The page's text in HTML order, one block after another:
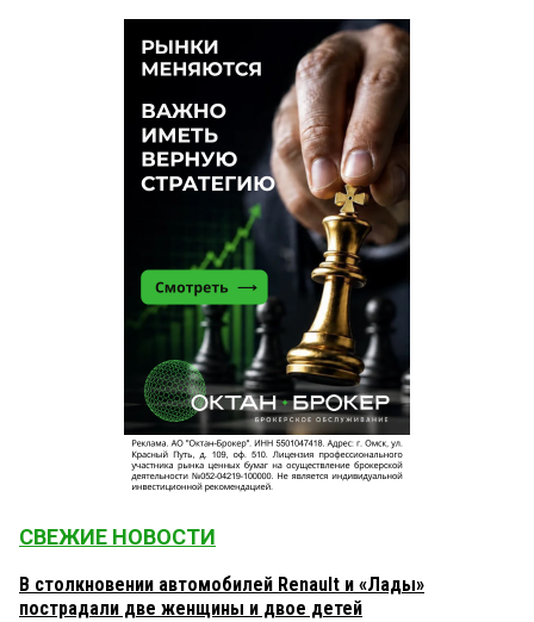
СВЕЖИЕ НОВОСТИ
В столкновении автомобилей Renault и «Лады»
пострадали две женщины и двое детей